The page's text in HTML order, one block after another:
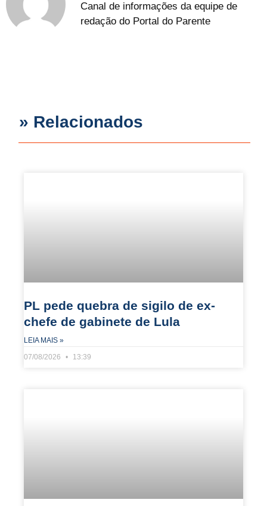
Canal de informações da equipe de
redação do Portal do Parente
» Relacionados
PL pede quebra de sigilo de ex-
chefe de gabinete de Lula
LEIA MAIS »
07/08/2026
13:39